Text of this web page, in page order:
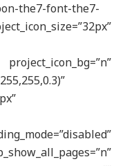
the7-font-the7-